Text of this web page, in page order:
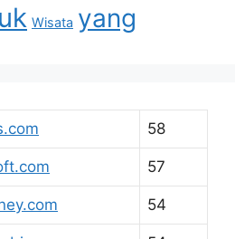
Wisata yang
58
57
54